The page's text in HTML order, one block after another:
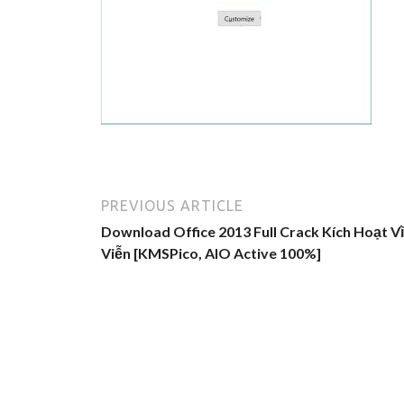
PREVIOUS ARTICLE
Download Office 2013 Full Crack Kích Hoạt
Viễn [KMSPico, AIO Active 100%]